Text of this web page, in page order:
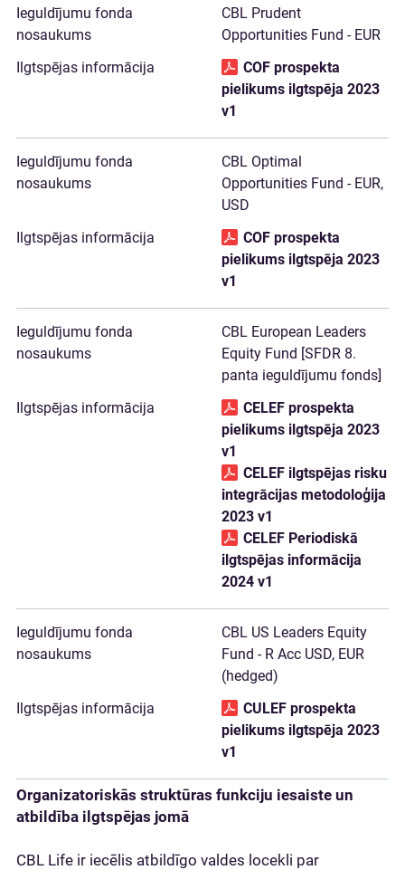
CBL Prudent
Opportunities Fund - EUR
COF prospekta
pielikums ilgtspēja 2023
v1
CBL Optimal
Opportunities Fund - EUR,
USD
COF prospekta
pielikums ilgtspēja 2023
v1
CBL European Leaders
Equity Fund [SFDR 8.
panta ieguldījumu fonds]
CELEF prospekta
pielikums ilgtspēja 2023
v1
CELEF ilgtspējas risku
integrācijas metodoloģija
2023 v1
CELEF Periodiskā
ilgtspējas informācija
2024 v1
CBL US Leaders Equity
Fund - R Acc USD, EUR
(hedged)
CULEF prospekta
pielikums ilgtspēja 2023
v1
Organizatoriskās struktūras funkciju iesaiste un
atbildība ilgtspējas jomā
CBL Life ir iecēlis atbildīgo valdes locekli par